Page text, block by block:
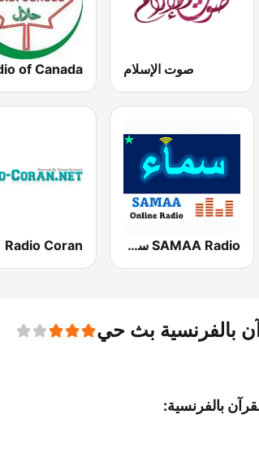
صوت الإسلام
SAMAA Radio سماء
بالفرنسية بث حي
بالفرنسية: